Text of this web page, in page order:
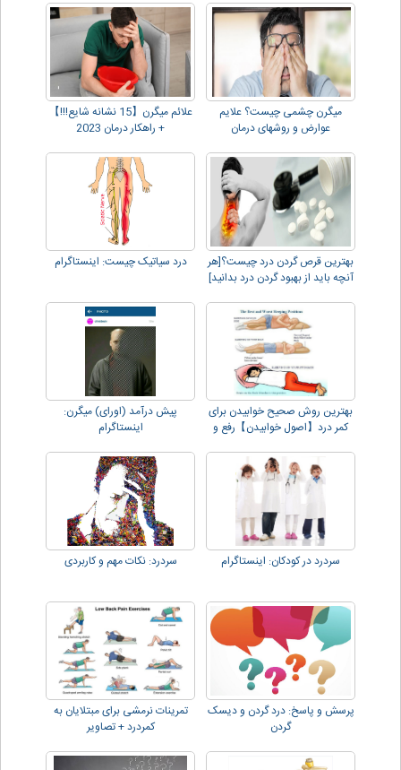
میگرن چشمی چیست؟ علایم
عوارض و روشهای درمان
علائم میگرن【15 نشانه شایع!!!】
+ راهکار درمان 2023
بهترین قرص گردن درد چیست؟[هر
آنچه باید از بهبود گردن درد بدانید]
درد سیاتیک چیست: اینستاگرام
بهترین روش صحیح خوابیدن برای
کمر درد【اصول خوابیدن】رفع و
پیش درآمد (اورای) میگرن:
اینستاگرام
سردرد در کودکان: اینستاگرام سردرد: نکات مهم و کاربردی
پرسش و پاسخ: درد گردن و دیسک
گردن
تمرینات نرمشی برای مبتلایان به
کمردرد + تصاویر